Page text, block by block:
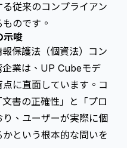
従来のコンプライアン
のです。
示唆
保護法（個資法）コン
企業は、UP Cubeモデ
に直面しています。コ
書の正確性」と「プロ
、ユーザーが実際に個
という根本的な問いを